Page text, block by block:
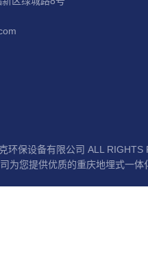
环保设备有限公司 ALL RIGHTS
为您提供优质的重庆地埋式一